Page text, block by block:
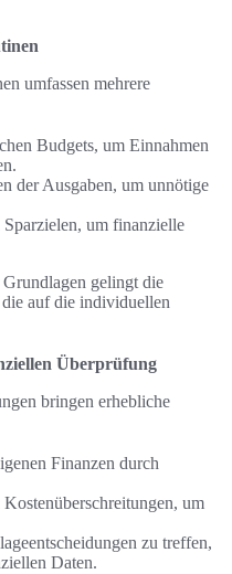
umfassen mehrere
Budgets, um Einnahmen
der Ausgaben, um unnötige
um finanzielle
gelingt die
die auf die individuellen
Überprüfung
bringen erhebliche
Finanzen durch
um
zu treffen,
Daten.